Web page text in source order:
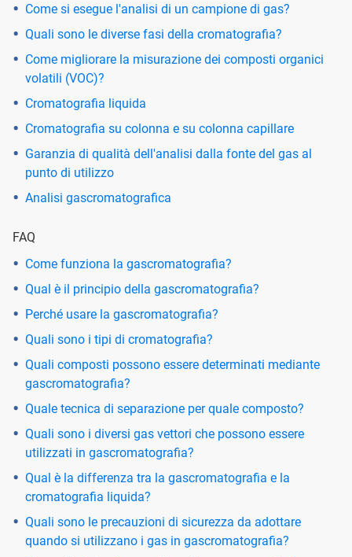
Come si esegue l'analisi di un campione di gas?
Quali sono le diverse fasi della cromatografia?
Come migliorare la misurazione dei composti organici
volatili (VOC)?
Cromatografia liquida
Cromatografia su colonna e su colonna capillare
Garanzia di qualità dell'analisi dalla fonte del gas al
punto di utilizzo
Analisi gascromatografica
FAQ
Come funziona la gascromatografia?
Qual è il principio della gascromatografia?
Perché usare la gascromatografia?
Quali sono i tipi di cromatografia?
Quali composti possono essere determinati mediante
gascromatografia?
Quale tecnica di separazione per quale composto?
Quali sono i diversi gas vettori che possono essere
utilizzati in gascromatografia?
Qual è la differenza tra la gascromatografia e la
cromatografia liquida?
Quali sono le precauzioni di sicurezza da adottare
quando si utilizzano i gas in gascromatografia?